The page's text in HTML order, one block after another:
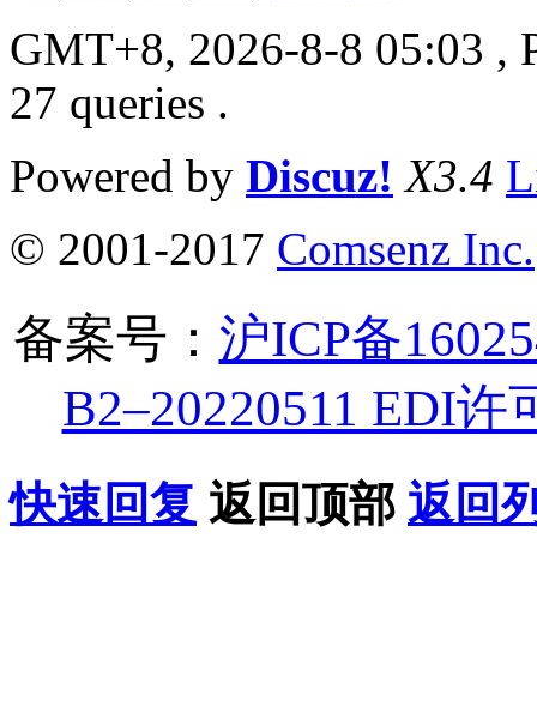
GMT+8, 2026-8-8 05:03 ,
27 queries .
Powered by Discuz! X3.4
© 2001-2017 Comsenz Inc.
备案号： 沪ICP备
B2–20220511 EDI许
快速回复 返回顶部 返回